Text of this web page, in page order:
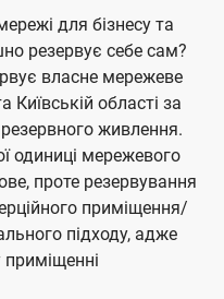
для бізнесу та
резервує себе сам?
власне мережеве
Київській області за
живлення.
одиниці мережевого
проте резервування
приміщення/
підходу, адже